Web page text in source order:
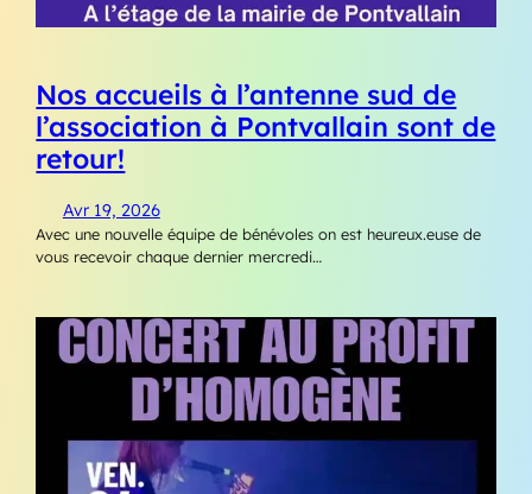
Nos accueils à l’antenne sud de
l’association à Pontvallain sont de
retour!
Avr 19, 2026
Avec une nouvelle équipe de bénévoles on est heureux.euse de
vous recevoir chaque dernier mercredi…